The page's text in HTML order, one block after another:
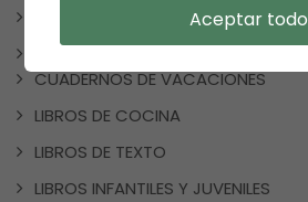
CUADERNOS DE VACACIONES
LIBROS DE COCINA
LIBROS DE TEXTO
LIBROS INFANTILES Y JUVENILES
Aceptar todo